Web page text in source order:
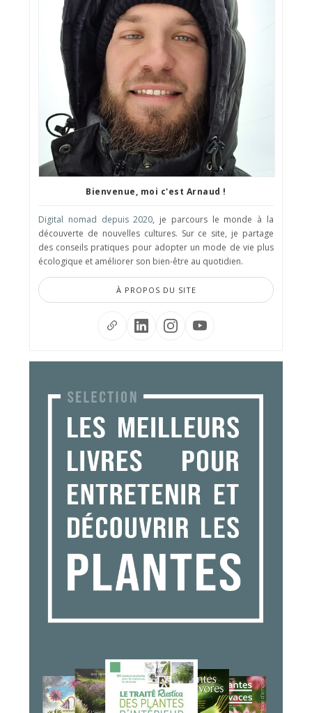
Bienvenue, moi c'est Arnaud !
Digital nomad depuis 2020, je parcours le monde à la
découverte de nouvelles cultures. Sur ce site, je partage
des conseils pratiques pour adopter un mode de vie plus
écologique et améliorer son bien-être au quotidien.
À PROPOS DU SITE